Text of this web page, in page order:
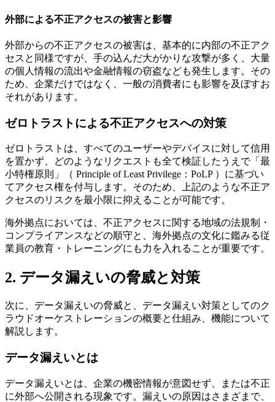
外部による不正アクセスの被害と影響
外部からの不正アクセスの被害は、基本的に内部の不正アク
セスと同様ですが、手の込んだ大がかりな攻撃が多く、大量
の個人情報の流出や金融情報の窃盗なども発生します。その
ため、企業だけではなく、一般の消費者にも影響を及ぼすお
それがあります。
ゼロトラストによる不正アクセスへの対策
ゼロトラストは、すべてのユーザーやデバイスに対して信用
を置かず、どのようなリクエストも全て検証したうえで「最
小特権原則」（ Principle of Least Privilege：PoLP ）に基づい
てアクセス権を付与します。そのため、上記のような不正ア
クセスのリスクを最小限に抑えることが可能です。
海外拠点においては、不正アクセスに関する地域の法規制・
コンプライアンスなどの順守と、海外拠点の文化に鑑みる従
業員の教育・トレーニングにも力を入れることが重要です。
2. データ漏えいの脅威と対策
次に、データ漏えいの脅威と、データ漏えい対策としてのク
ラウドオーケストレーションの概要と仕組み、機能について
解説します。
データ漏えいとは
データ漏えいとは、企業の機密情報が意図せず、または不正
に外部へ公開される現象です。漏えいの原因はさまざまで、